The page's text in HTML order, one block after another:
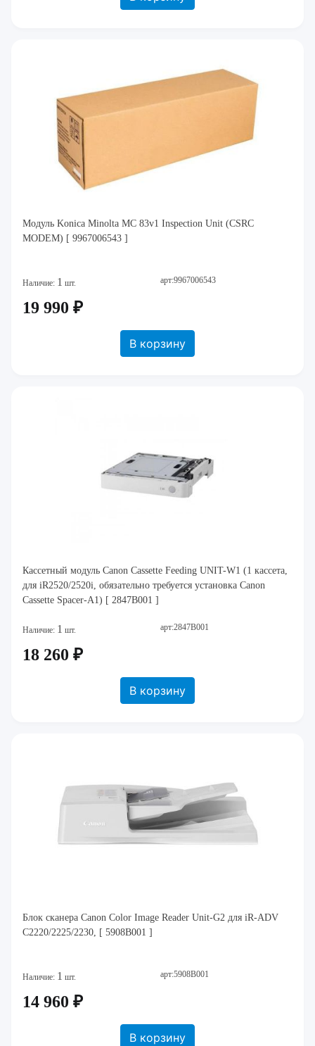
Модуль Konica Minolta MC 83v1 Inspection Unit (CSRC
MODEM) [ 9967006543 ]
Наличие: 1 шт. арт:9967006543
19 990 ₽
В корзину
Кассетный модуль Canon Cassette Feeding UNIT-W1 (1 кассета,
для iR2520/2520i, обязательно требуется установка Canon
Cassette Spacer-A1) [ 2847B001 ]
Наличие: 1 шт. арт:2847B001
18 260 ₽
В корзину
Блок сканера Canon Color Image Reader Unit-G2 для iR-ADV
C2220/2225/2230, [ 5908B001 ]
Наличие: 1 шт. арт:5908B001
14 960 ₽
В корзину